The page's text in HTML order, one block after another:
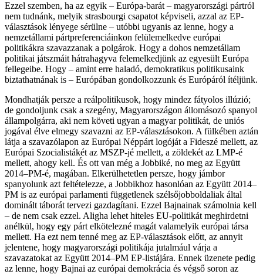
Ezzel szemben, ha az egyik – Európa-barát – magyarországi pártról
nem tudnánk, melyik strasbourgi csapatot képviseli, azzal az EP-
választások lényege sérülne – utóbbi ugyanis az lenne, hogy a
nemzetállami pártpreferenciáinkon felülemelkedve európai
politikákra szavazzanak a polgárok. Hogy a dohos nemzetállam
politikai játszmáit hátrahagyva felemelkedjünk az egyesült Európa
fellegeibe. Hogy – amint erre haladó, demokratikus politikusaink
biztathatnának is – Európában gondolkozzunk és Európáról ítéljünk.
Mondhatják persze a reálpolitikusok, hogy mindez fátyolos illúzió;
de gondoljunk csak a szegény, Magyarországon állomásozó spanyol
állampolgárra, aki nem követi ugyan a magyar politikát, de uniós
jogával élve elmegy szavazni az EP-választásokon. A fülkében aztán
látja a szavazólapon az Európai Néppárt logóját a Fideszé mellett, az
Európai Szocialistákét az MSZP-jé mellett, a zöldekét az LMP-é
mellett, ahogy kell. És ott van még a Jobbiké, no meg az Együtt
2014–PM-é, magában. Elkerülhetetlen persze, hogy jámbor
spanyolunk azt feltételezze, a Jobbikhoz hasonlóan az Együtt 2014–
PM is az európai parlamenti függetlenek szélsőjobboldaliak által
dominált táborát tervezi gazdagítani. Ezzel Bajnainak számolnia kell
– de nem csak ezzel. Aligha lehet hiteles EU-politikát meghirdetni
anélkül, hogy egy párt elkötelezné magát valamelyik európai társa
mellett. Ha ezt nem tenné meg az EP-választások előtt, az annyit
jelentene, hogy magyarországi politikája jutalmául várja a
szavazatokat az Együtt 2014–PM EP-listájára. Ennek üzenete pedig
az lenne, hogy Bajnai az európai demokrácia és végső soron az